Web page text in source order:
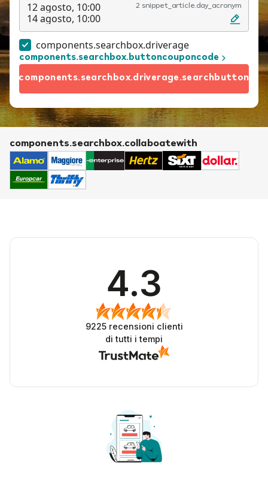
12 agosto, 10:00
14 agosto, 10:00
2 snippet_article.day_acronym
components.searchbox.driverage
components.searchbox.buttoncouponcode
components.searchbox.driverage.searchbutton
components.searchbox.collaboatewith
4.3
9225recensioni clienti
di tutti i tempi